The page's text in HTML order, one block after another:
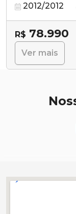
2012/2012
R$ 78.990
Ver mais